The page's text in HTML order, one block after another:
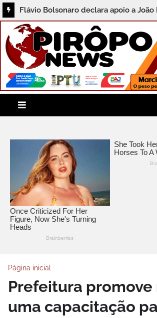
Flávio Bolsonaro declara apoio a João
Angelo Coronel na disputa pelo
Bahia
Página inicial
Prefeitura promove
uma capacitação